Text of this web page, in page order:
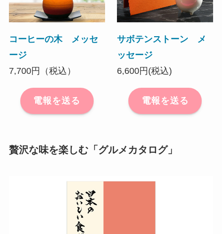
コーヒーの木 メッセ
ージ
7,700円（税込）
電報を送る
サボテンストーン メ
ッセージ
6,600円(税込)
電報を送る
贅沢な味を楽しむ「グルメカタログ」